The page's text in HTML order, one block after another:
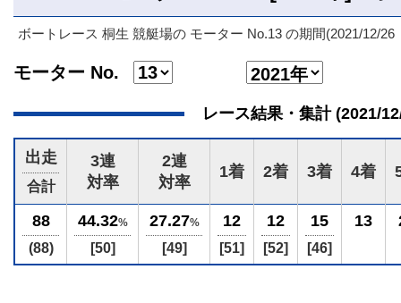
ボートレース 桐生 競艇場の モーター No.13 の期間(2021/12/
モーター No.
レース結果・集計 (2021/
出走
合計
3連
対率
2連
対率
1着 2着 3着 4着
88
(88)
44.32%
[50]
27.27%
[49]
12
[51]
12
[52]
15
[46]
13